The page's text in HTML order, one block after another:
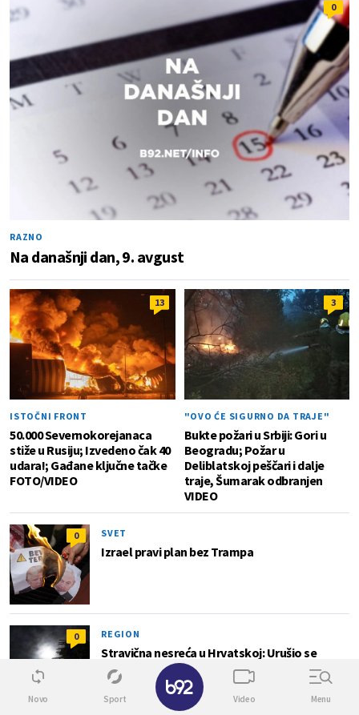
0
RAZNO
Na današnji dan, 9. avgust
13
ISTOČNI FRONT
50.000 Severnokorejanaca
stiže u Rusiju; Izvedeno čak 40
udara!; Gađane ključne tačke
FOTO/VIDEO
3
"OVO ĆE SIGURNO DA TRAJE"
Bukte požari u Srbiji: Gori u
Beogradu; Požar u
Deliblatskoj peščari i dalje
traje, Šumarak odbranjen
VIDEO
0 SVET
Izrael pravi plan bez Trampa
0 REGION
Stravična nesreća u Hrvatskoj: Urušio se
balkon; Sa konstrukcijom pali i mladići
Novo Sport Video Menu
✕